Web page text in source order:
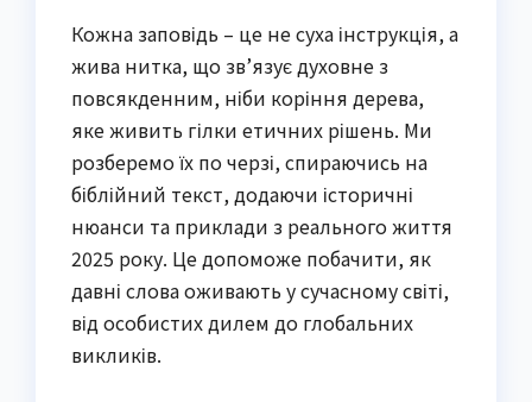
Кожна заповідь – це не суха інструкція, а
жива нитка, що зв’язує духовне з
повсякденним, ніби коріння дерева,
яке живить гілки етичних рішень. Ми
розберемо їх по черзі, спираючись на
біблійний текст, додаючи історичні
нюанси та приклади з реального життя
2025 року. Це допоможе побачити, як
давні слова оживають у сучасному світі,
від особистих дилем до глобальних
викликів.